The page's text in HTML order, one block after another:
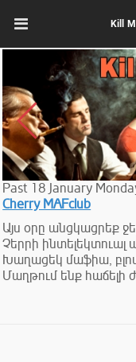
Kill
Past 18 January
Cherry MAFclub
Այս օրը անցկացրեք
Չերրի ինտելեկտուալ
Խաղացեկ մաֆիա,
Մաղթում ենք հաճելի